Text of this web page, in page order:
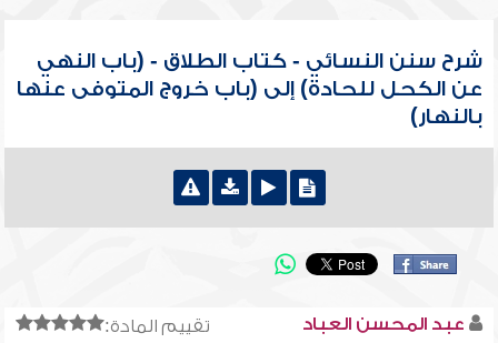
شرح سنن النسائي - كتاب الطلاق - (باب النهي
عن الكحل للحادة) إلى (باب خروج المتوفى عنها
بالنهار)
تقييم المادة: عبد المحسن العباد